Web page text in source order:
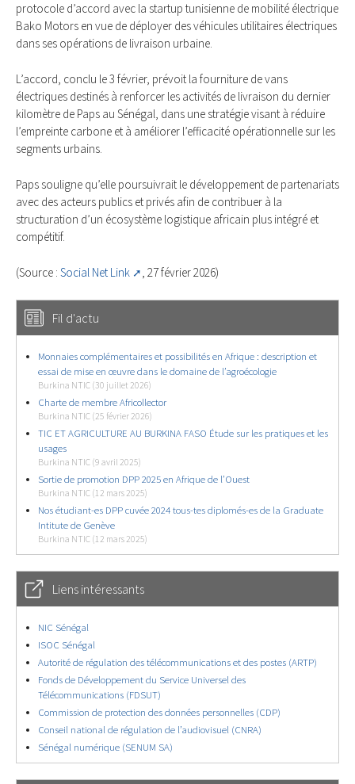
protocole d’accord avec la startup tunisienne de mobilité électrique
Bako Motors en vue de déployer des véhicules utilitaires électriques
dans ses opérations de livraison urbaine.
L’accord, conclu le 3 février, prévoit la fourniture de vans
électriques destinés à renforcer les activités de livraison du dernier
kilomètre de Paps au Sénégal, dans une stratégie visant à réduire
l’empreinte carbone et à améliorer l’efficacité opérationnelle sur les
segments urbains.
Paps souligne qu’elle poursuivrait le développement de partenariats
avec des acteurs publics et privés afin de contribuer à la
structuration d’un écosystème logistique africain plus intégré et
compétitif.
(Source : Social Net Link , 27 février 2026)
Fil d'actu
Monnaies complémentaires et possibilités en Afrique : description et
essai de mise en œuvre dans le domaine de l’agroécologie
Burkina NTIC (30 juillet 2026)
Charte de membre Africollector
Burkina NTIC (25 février 2026)
TIC ET AGRICULTURE AU BURKINA FASO Étude sur les pratiques et les
usages
Burkina NTIC (9 avril 2025)
Sortie de promotion DPP 2025 en Afrique de l’Ouest
Burkina NTIC (12 mars 2025)
Nos étudiant-es DPP cuvée 2024 tous-tes diplomés-es de la Graduate
Intitute de Genève
Burkina NTIC (12 mars 2025)
Liens intéressants
NIC Sénégal
ISOC Sénégal
Autorité de régulation des télécommunications et des postes (ARTP)
Fonds de Développement du Service Universel des
Télécommunications (FDSUT)
Commission de protection des données personnelles (CDP)
Conseil national de régulation de l’audiovisuel (CNRA)
Sénégal numérique (SENUM SA)